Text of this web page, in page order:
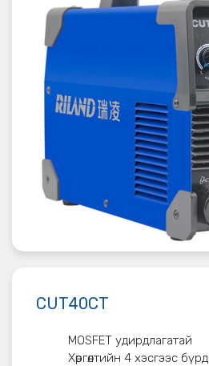
CUT40CT
MOSFET удирдлагатай
Хөргөлтийн 4 хэсгээс